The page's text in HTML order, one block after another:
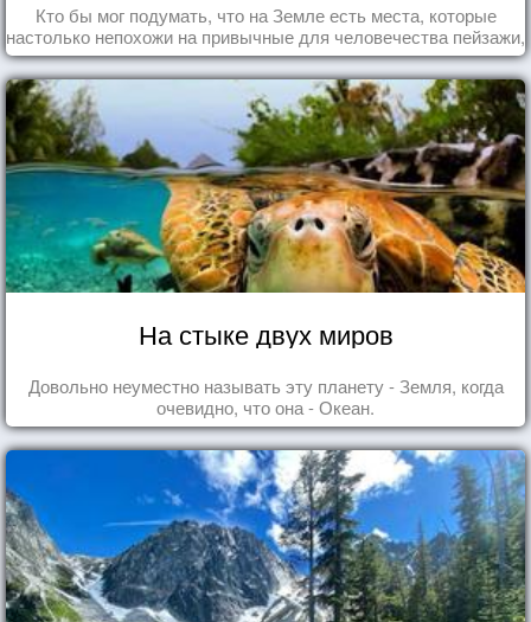
Кто бы мог подумать, что на Земле есть места, которые
настолько непохожи на привычные для человечества пейзажи,
что кажутся и вовсе инопланетными!
На стыке двух миров
Довольно неуместно называть эту планету - Земля, когда
очевидно, что она - Океан.